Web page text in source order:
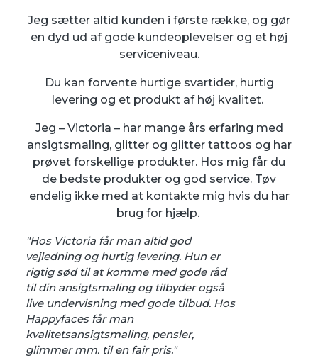
Jeg sætter altid kunden i første række, og gør
en dyd ud af gode kundeoplevelser og et høj
serviceniveau.
Du kan forvente hurtige svartider, hurtig
levering og et produkt af høj kvalitet.
Jeg – Victoria – har mange års erfaring med
ansigtsmaling, glitter og glitter tattoos og har
prøvet forskellige produkter. Hos mig får du
de bedste produkter og god service. Tøv
endelig ikke med at kontakte mig hvis du har
brug for hjælp.
"Hos Victoria får man altid god
vejledning og hurtig levering. Hun er
rigtig sød til at komme med gode råd
til din ansigtsmaling og tilbyder også
live undervisning med gode tilbud. Hos
Happyfaces får man
kvalitetsansigtsmaling, pensler,
glimmer mm. til en fair pris."